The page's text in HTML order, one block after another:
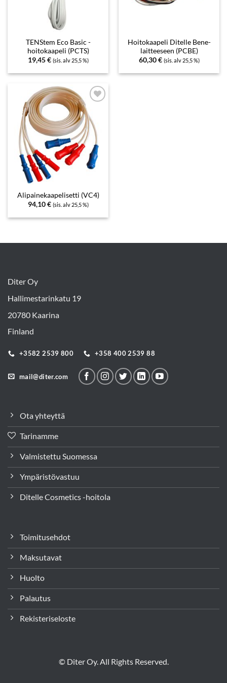
TENStem Eco Basic -
hoitokaapeli (PCTS)
19,45€ (sis. alv 25,5 %)
Hoitokaapeli Ditelle Bene-
laitteeseen (PCBE)
60,30€ (sis. alv 25,5 %)
Add to
wishlist
Alipainekaapelisetti (VC4)
94,10€ (sis. alv 25,5 %)
Diter Oy
Hallimestarinkatu 19
20780 Kaarina
Finland
+3582 2539 800 +358 400 2539 88
mail@diter.com
Ota yhteyttä
Tarinamme
Valmistettu Suomessa
Ympäristövastuu
Ditelle Cosmetics -hoitola
Toimitusehdot
Maksutavat
Huolto
Palautus
Rekisteriseloste
© Diter Oy. All Rights Reserved.